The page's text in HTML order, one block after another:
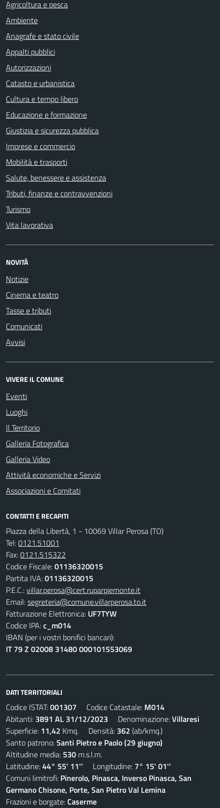
Agricoltura e pesca
Ambiente
Anagrafe e stato civile
Appalti pubblici
Autorizzazioni
Catasto e urbanistica
Cultura e tempo libero
Educazione e formazione
Giustizia e sicurezza pubblica
Imprese e commercio
Mobilità e trasporti
Salute, benessere e assistenza
Tributi, finanze e contravvenzioni
Turismo
Vita lavorativa
NOVITÀ
Notizie
Cinema e teatro
Tasse e tributi
Comunicati
Avvisi
VIVERE IL COMUNE
Eventi
Luoghi
Il Territorio
Galleria Fotografica
Galleria Video
Attività economiche e Servizi
Associazioni e Comitati
CONTATTI E RECAPITI
Piazza della Libertà, 1 - 10069 Villar Perosa (TO)
Tel:0121.51001
Fax:0121.515322
Codice Fiscale:01136320015
Partita IVA:01136320015
P.E.C.:villar.perosa@cert.ruparpiemonte.it
Email:segreteria@comune.villarperosa.to.it
Fatturazione Elettronica: UF7TYW
Codice IPA:c_m014
IBAN (per i vostri bonifici bancari):
IT 79 Z 02008 31480 000101553069
DATI TERRITORIALI
Codice ISTAT:001307 Codice Catastale: M014
Abitanti: 3891 AL 31/12/2023 Denominazione:Villaresi
Superficie: 11,42 Kmq. Densità: 362 (ab/kmq.)
Santo patrono:Santi Pietro e Paolo (29 giugno)
Altitudine media: 530 m.s.l.m.
Latitudine:44° 55' 11'' Longitudine: 7° 15' 01''
Comuni limitrofi: Pinerolo, Pinasca, Inverso Pinasca, San
Germano Chisone, Porte, San Pietro Val Lemina
Frazioni e borgate:Caserme